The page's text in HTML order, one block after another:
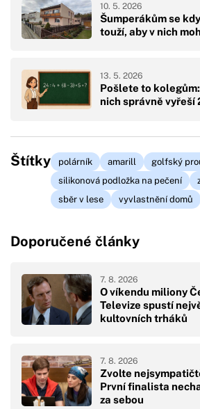
Šumperákům se
touží, aby v nich
10. 5. 2026
Pošlete to
nich správně vyřeší
13. 5. 2026
Štítky polárník amarill golfský
silikonová podložka na pečení
sběr v lese
vyvlastnění domů
Doporučené články
O víkendu miliony
Televize spustí
kultovních trháků
7. 8. 2026
Zvolte
První finalista
za sebou
7. 8. 2026